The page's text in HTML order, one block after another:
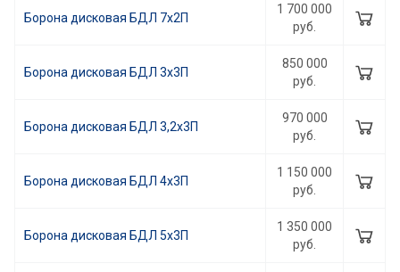
Борона дисковая БДЛ 7х2П
1 700 000
руб.
Борона дисковая БДЛ 3х3П
850 000
руб.
Борона дисковая БДЛ 3,2х3П
970 000
руб.
Борона дисковая БДЛ 4х3П
1 150 000
руб.
Борона дисковая БДЛ 5х3П
1 350 000
руб.